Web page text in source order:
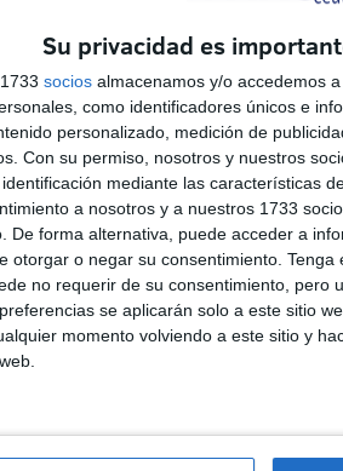
Su privacidad es
socios almacenamos y/o accedemos
como identificadores únicos e
personalizado, medición de
Con su permiso, nosotros y nuestros
mediante las características
a nosotros y a nuestros 1733
De forma alternativa, puede acceder a
otorgar o negar su consentimiento. Tenga
no requerir de su consentimiento, pero
se aplicarán solo a este sitio
momento volviendo a este sitio y
Constancia en el Servicio3 siendo el
la Cedula de concesión de la
color blanco que se unían en un
del círculo una leyenda Al mérito
para premio de los servicios
y la tercera clase, la Gran Cruz.
cinco clases de cruces4:
distinguidos y de riesgo para